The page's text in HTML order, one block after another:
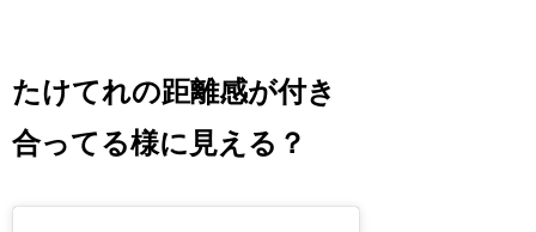
たけてれの距離感が付き
合ってる様に見える？